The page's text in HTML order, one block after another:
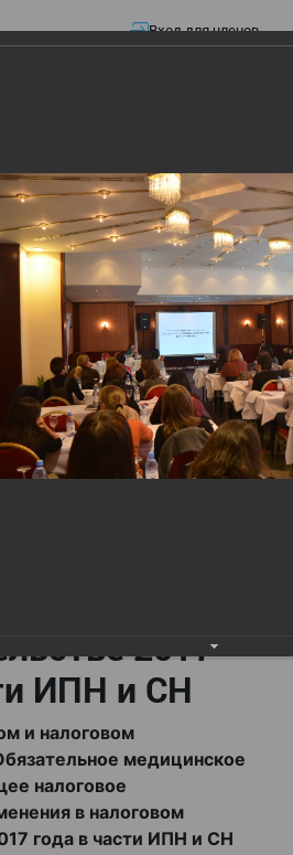
Вход для членов
—Изменения в трудовом и налоговом
медицинское страхование, всеобщее
в налоговом законодательстве
в трудовом и
страхование,
2017
ИПН и СН
и налоговом
медицинское
налоговое
в налоговом
года в части ИПН и СН